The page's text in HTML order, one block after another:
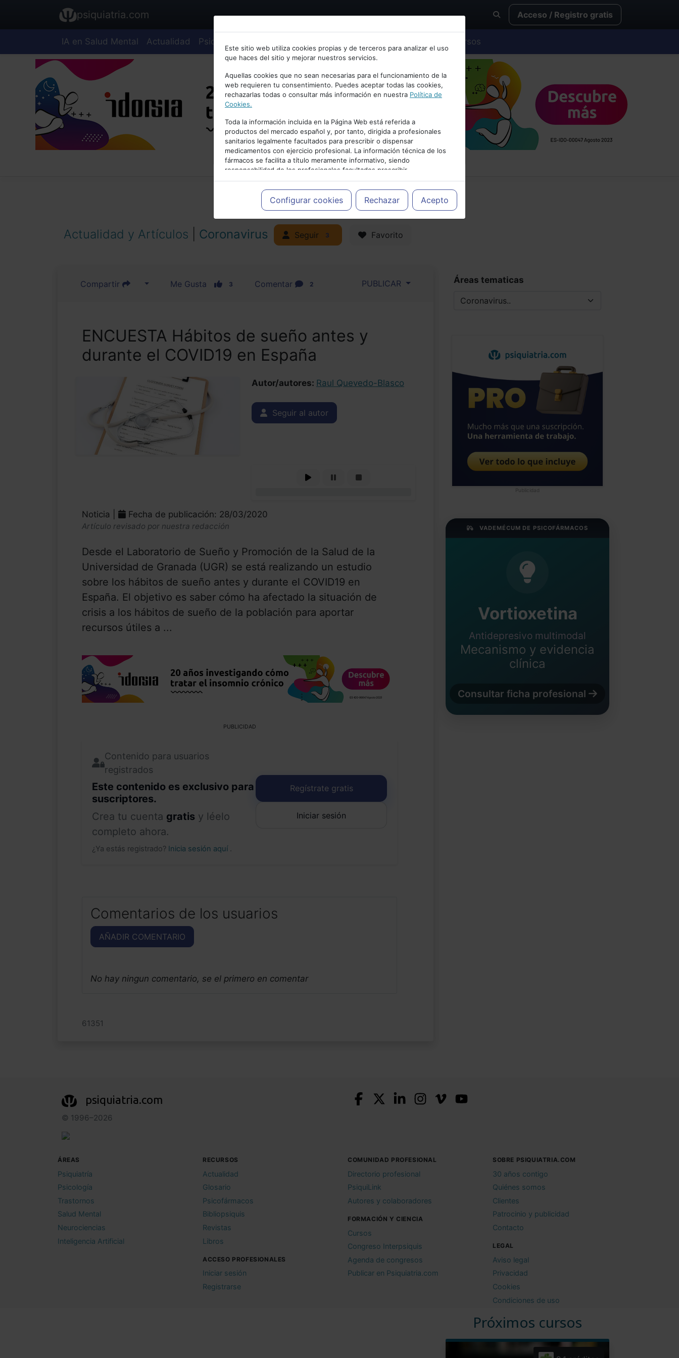
Bienvenid@ a psiquiatria.com
Escribe tu Email
Accede o regístrate con tu email.
Cancelar
psiquiatria.com Acceso / Registro gratis
IA en Salud Mental Actualidad Psiquiatría Cursos
Este sitio web utiliza cookies propias y de terceros para analizar el uso
que haces del sitio y mejorar nuestros servicios.
Aquellas cookies que no sean necesarias para el funcionamiento de la
web requieren tu consentimiento. Puedes aceptar todas las cookies,
rechazarlas todas o consultar más información en nuestra Política de
Cookies.
Toda la información incluida en la Página Web está referida a
productos del mercado español y, por tanto, dirigida a profesionales
sanitarios legalmente facultados para prescribir o dispensar
medicamentos con ejercicio profesional. La información técnica de los
fármacos se facilita a título meramente informativo, siendo
responsabilidad de los profesionales facultados prescribir
medicamentos y decidir, en cada caso concreto, el tratamiento más
adecuado a las necesidades del paciente.
Configurar cookies Rechazar Acepto
PUBLICIDAD
Actualidad y Artículos Coronavirus Seguir 3 Favorito
Compartir Me Gusta 3 Comentar 2 PUBLICAR
ENCUESTA Hábitos de sueño antes y
durante el COVID19 en España
Autor/autores: Raul Quevedo-Blasco
Seguir al autor
Noticia | Fecha de publicación: 28/03/2020
Artículo revisado por nuestra redacción
Desde el Laboratorio de Sueño y Promoción de la Salud de la
Universidad de Granada (UGR) se está realizando un estudio
sobre los hábitos de sueño antes y durante el COVID19 en
España. El objetivo es saber cómo ha afectado la situación de
crisis a los hábitos de sueño de la población para aportar
recursos útiles a ...
PUBLICIDAD
Contenido para usuarios
registrados
Este contenido es exclusivo para
suscriptores.
Crea tu cuenta gratis y léelo
completo ahora.
¿Ya estás registrado? Inicia sesión aquí .
Regístrate gratis
Iniciar sesión
Comentarios de los usuarios
AÑADIR COMENTARIO
No hay ningun comentario, se el primero en comentar
61351
Áreas tematicas
Publicidad
VADEMÉCUM DE PSICOFÁRMACOS
Vortioxetina
Antidepresivo multimodal
Mecanismo y evidencia
clínica
Consultar ficha profesional
Próximos cursos
psiquiatria.com
© 1996–2026
ÁREAS
Psiquiatría
Psicología
Trastornos
Salud Mental
Neurociencias
Inteligencia Artificial
RECURSOS
Actualidad
Glosario
Psicofármacos
Bibliopsiquis
Revistas
Libros
ACCESO PROFESIONALES
Iniciar sesión
Registrarse
COMUNIDAD PROFESIONAL
Directorio profesional
PsiquiLink
Autores y colaboradores
FORMACIÓN Y CIENCIA
Cursos
Congreso Interpsiquis
Agenda de congresos
Publicar en Psiquiatria.com
SOBRE PSIQUIATRIA.COM
30 años contigo
Quiénes somos
Clientes
Patrocinio y publicidad
Contacto
LEGAL
Aviso legal
Privacidad
Cookies
Condiciones de uso